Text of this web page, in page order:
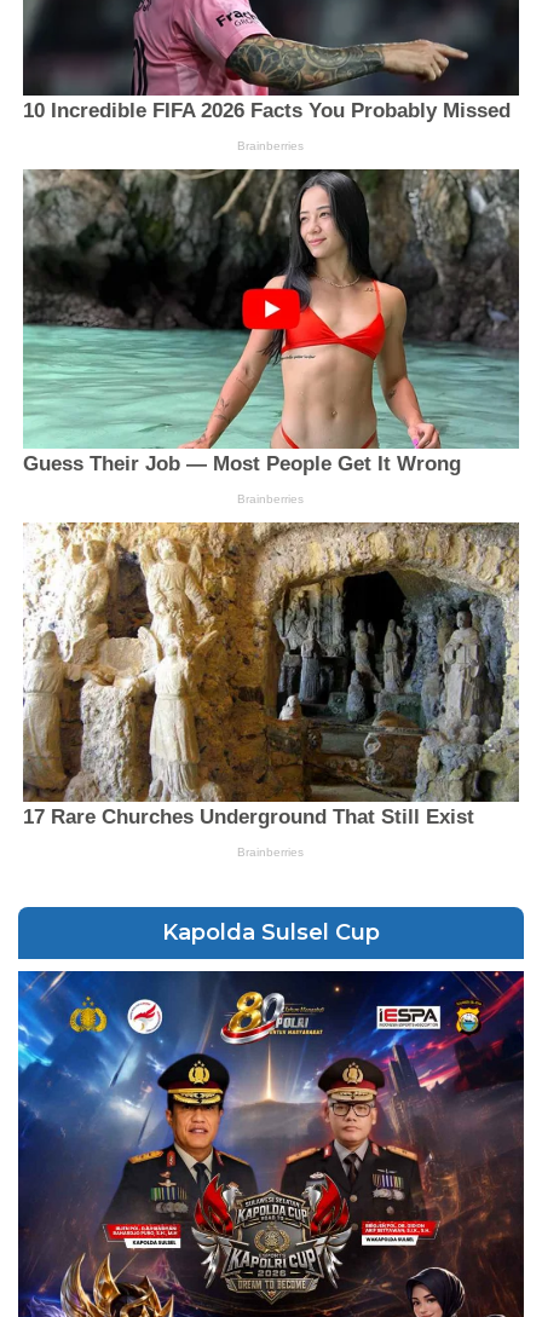
Kapolda Sulsel Cup